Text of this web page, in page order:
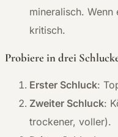
mineralisch. Wenn
kritisch.
Probiere in drei
Erster Schluck:
Zweiter Schluck:
trockener, voller).